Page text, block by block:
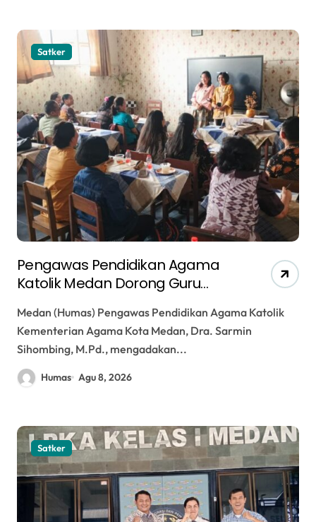
Satker
Pengawas Pendidikan Agama
Katolik Medan Dorong Guru
Pembelajaran dan Kreativitas
Media Ajar
Medan (Humas) Pengawas Pendidikan Agama Katolik
Kementerian Agama Kota Medan, Dra. Sarmin
Sihombing, M.Pd., mengadakan...
Humas Agu 8, 2026
Satker